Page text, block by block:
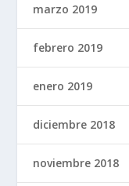
marzo 2019
febrero 2019
enero 2019
diciembre 2018
noviembre 2018